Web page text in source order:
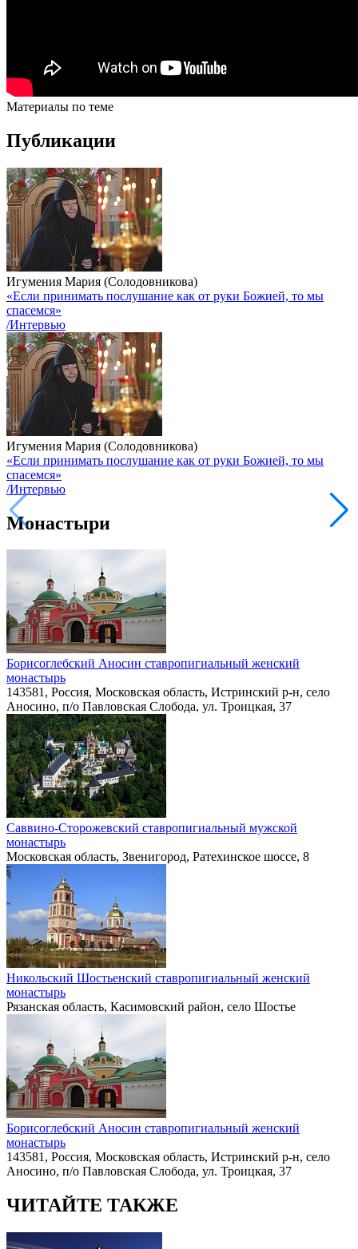
Материалы по теме
Публикации
Игумения Мария (Солодовникова)
«Если принимать послушание как от руки Божией, то мы
спасемся»
/Интервью
Игумения Мария (Солодовникова)
«Если принимать послушание как от руки Божией, то мы
спасемся»
/Интервью
Монастыри
Борисоглебский Аносин ставропигиальный женский
монастырь
143581, Россия, Московская область, Истринский р-н, село
Аносино, п/о Павловская Слобода, ул. Троицкая, 37
Саввино-Сторожевский ставропигиальный мужской
монастырь
Московская область, Звенигород, Ратехинское шоссе, 8
Никольский Шостьенский ставропигиальный женский
монастырь
Рязанская область, Касимовский район, село Шостье
Борисоглебский Аносин ставропигиальный женский
монастырь
143581, Россия, Московская область, Истринский р-н, село
Аносино, п/о Павловская Слобода, ул. Троицкая, 37
ЧИТАЙТЕ ТАКЖЕ